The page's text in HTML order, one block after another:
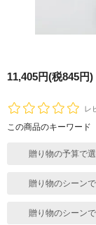
11,405円(税845円)
レ
この商品のキーワード
贈り物の予算で
贈り物のシーン
贈り物のシーン